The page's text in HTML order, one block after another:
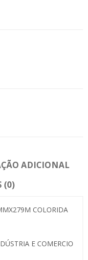
ADICIONAL
(0)
COLORIDA
E COMERCIO